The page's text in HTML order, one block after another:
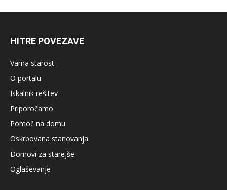
HITRE POVEZAVE
Varna starost
O portalu
Iskalnik rešitev
Priporočamo
Pomoč na domu
Oskrbovana stanovanja
Domovi za starejše
Oglaševanje